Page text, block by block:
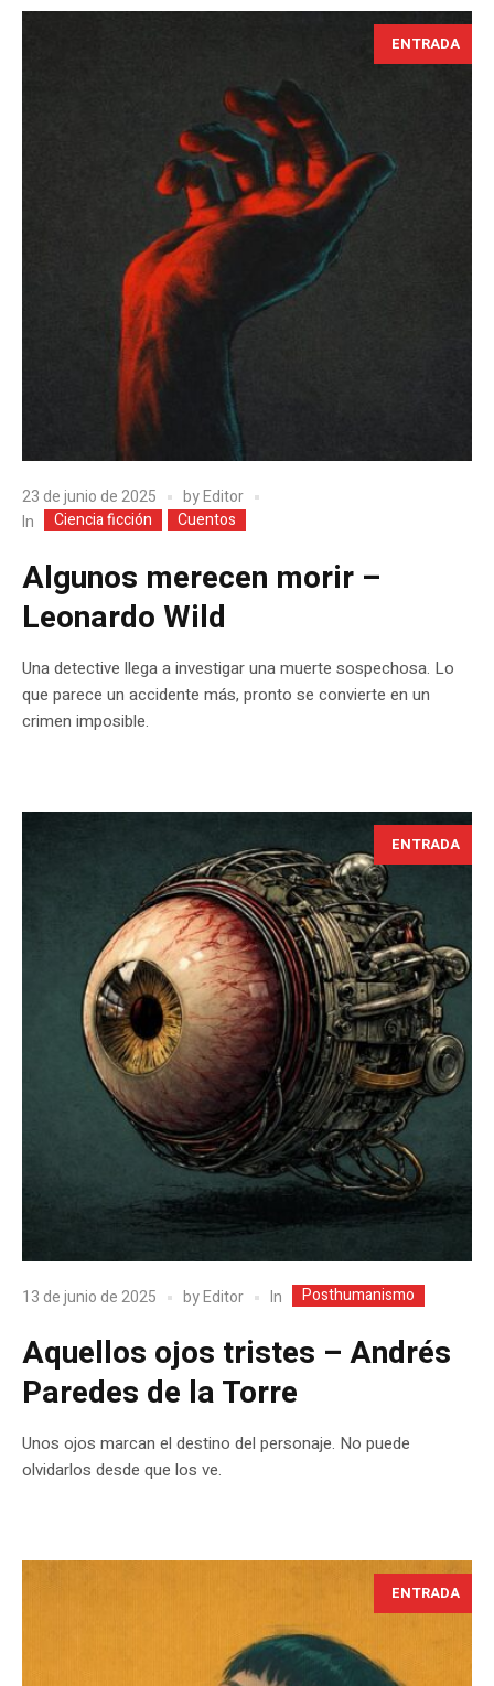
ENTRADA
23 de junio de 2025 byEditor
In
Ciencia ficción Cuentos
Algunos merecen morir –
Leonardo Wild
Una detective llega a investigar una muerte sospechosa. Lo
que parece un accidente más, pronto se convierte en un
crimen imposible.
ENTRADA
13 de junio de 2025 byEditor In Posthumanismo
Aquellos ojos tristes – Andrés
Paredes de la Torre
Unos ojos marcan el destino del personaje. No puede
olvidarlos desde que los ve.
ENTRADA